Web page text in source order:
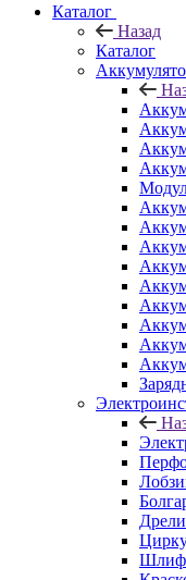
Каталог
Назад
Каталог
Дрели